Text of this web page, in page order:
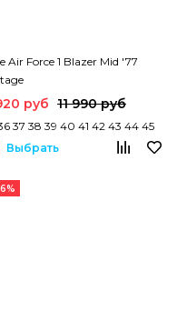
Air Force 1 Blazer Mid '77
руб 11 990 руб
37 38 39 40 41 42 43 44 45
Выбрать